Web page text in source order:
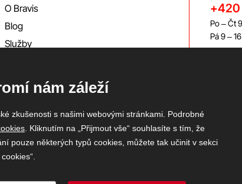
O Bravis
Blog
Služby
Kontakty
Po – Čt
Pá 9 –
nám záleží
zkušenosti s našimi webovými stránkami. Podrobné
. Kliknutím na „Přijmout vše“ souhlasíte s tím, že
pouze některých typů cookies, můžete tak učinit v sekci